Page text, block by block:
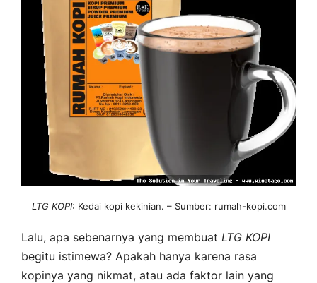
LTG KOPI: Kedai kopi kekinian. – Sumber: rumah-kopi.com
Lalu, apa sebenarnya yang membuat LTG KOPI
begitu istimewa? Apakah hanya karena rasa
kopinya yang nikmat, atau ada faktor lain yang